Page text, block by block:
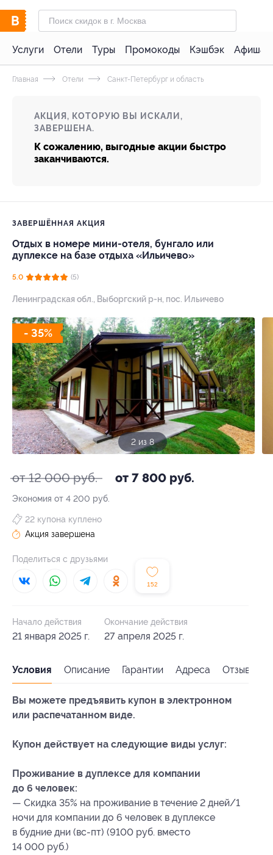
Услуги Отели Туры Промокоды Кэшбэк Афиша
Главная Отели Санкт-Петербург и область
АКЦИЯ, КОТОРУЮ ВЫ ИСКАЛИ,
ЗАВЕРШЕНА.
К сожалению, выгодные акции быстро
заканчиваются.
ЗАВЕРШЁННАЯ АКЦИЯ
Отдых в номере мини-отеля, бунгало или
дуплексе на базе отдыха «Ильичево»
5.0 (5)
Ленинградская обл., Выборгский р-н, пос. Ильичево
- 35%
3 из 8
от 12 000 руб. от 7 800 руб.
Экономия от 4 200 руб.
152
22 купона куплено
Акция завершена
Поделиться с друзьями
Начало действия
21 января 2025 г.
Окончание действия
27 апреля 2025 г.
Условия Описание Гарантии Адреса Отзывы
Вы можете предъявить купон в электронном
или распечатанном виде.
Купон действует на следующие виды услуг:
Проживание в дуплексе для компании
до 6 человек:
— Скидка 35% на проживание в течение 2 дней/1
ночи для компании до 6 человек в дуплексе
в будние дни (вс-пт) (9100 руб. вместо
14 000 руб.)